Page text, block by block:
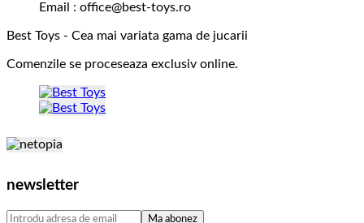
Email : office@best-toys.ro
Best Toys - Cea mai variata gama de jucarii
Comenzile se proceseaza exclusiv online.
newsletter